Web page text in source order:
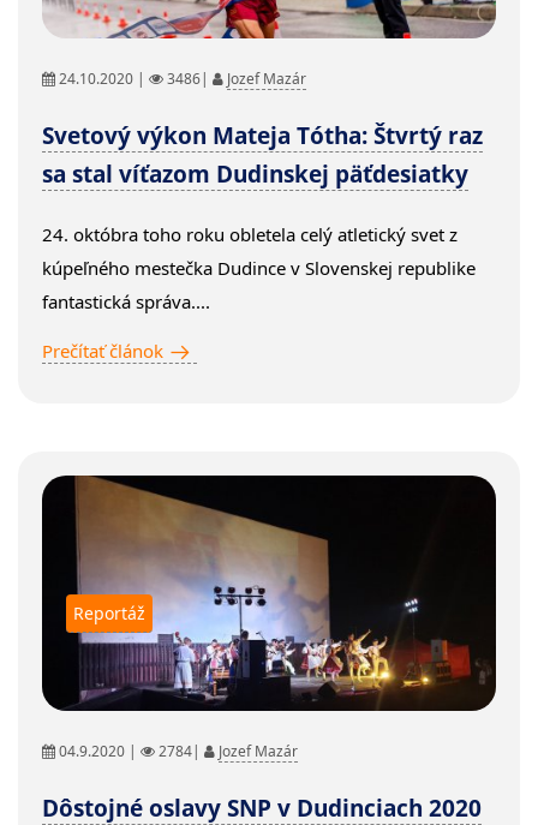
24.10.2020 | 3486| Jozef Mazár
Svetový výkon Mateja Tótha: Štvrtý raz
sa stal víťazom Dudinskej päťdesiatky
24. októbra toho roku obletela celý atletický svet z
kúpeľného mestečka Dudince v Slovenskej republike
fantastická správa....
Prečítať článok
Reportáž
04.9.2020 | 2784| Jozef Mazár
Dôstojné oslavy SNP v Dudinciach 2020